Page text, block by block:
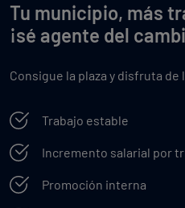
Tu municipio, más
¡sé agente del
Consigue la plaza y disfruta
Trabajo estable
Incremento salarial por
Promoción interna